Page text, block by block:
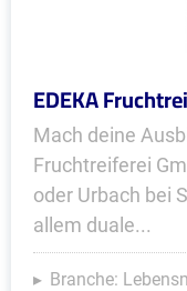
EDEKA
Mach deine
Fruchtreiferei
oder Urbach bei
allem duale...
Branche: